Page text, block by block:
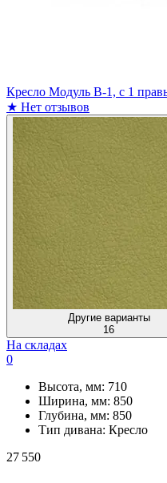
Кресло Модуль В-1, с 1
★ Нет отзывов
Другие варианты
16
На складах
0
Высота, мм: 710
Ширина, мм: 850
Глубина, мм: 850
Тип дивана: Кресло
27 550